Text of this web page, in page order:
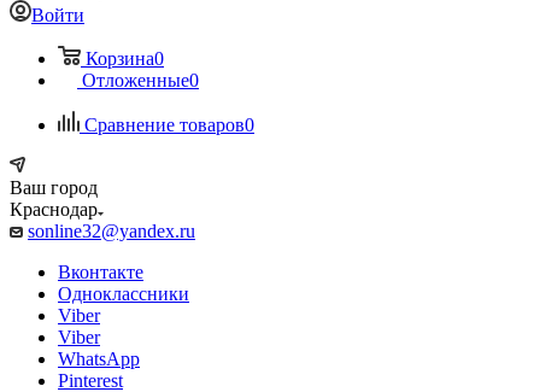
Войти
Корзина0
Отложенные0
Сравнение товаров0
Ваш город
Краснодар
sonline32@yandex.ru
Вконтакте
Одноклассники
Viber
Viber
WhatsApp
Pinterest